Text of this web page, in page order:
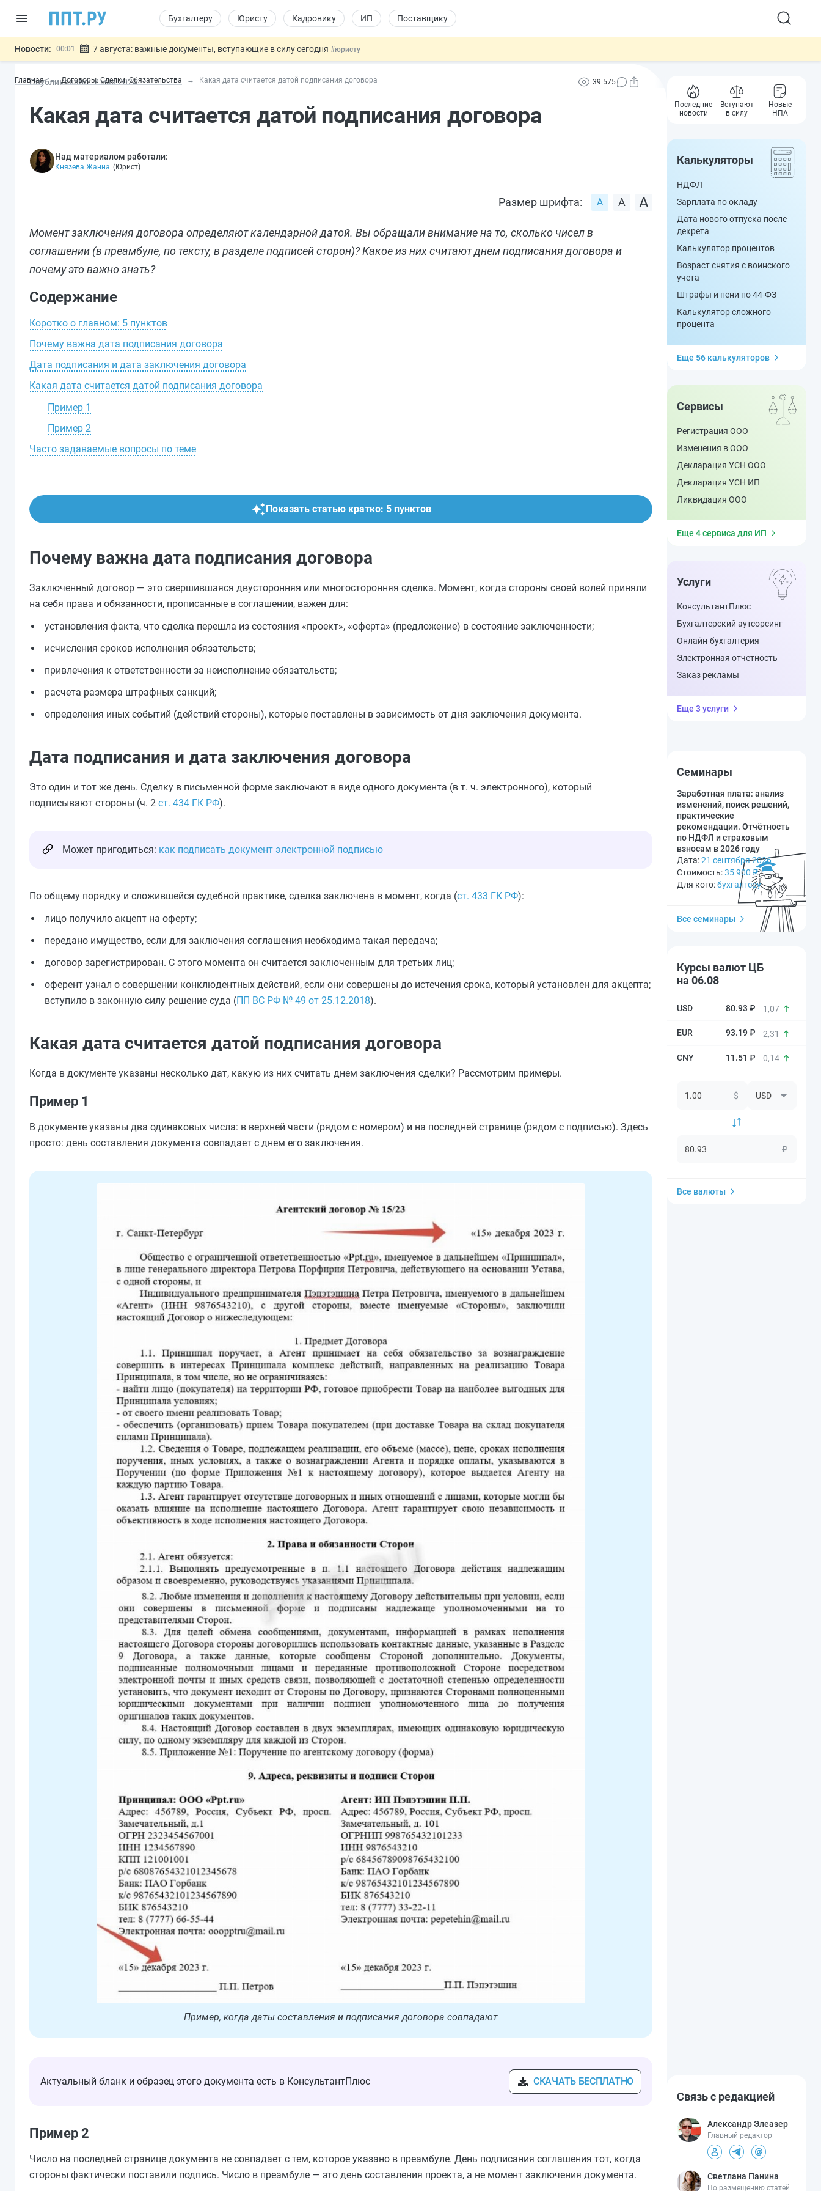
Бухгалтеру Юристу Кадровику ИП Поставщику
Новости: 00:01 7 августа: важные документы, вступающие в силу сегодня #юристу
06.08 Подписан указ об отмене спецрежима для вкладов физлиц из недружественных стран
06.08
Важно Обеспечительный платёж СПОТ могут заменить банковской гарантией#бухгалтеру
Главная Договоры. Сделки. Обязательства Какая дата считается датой подписания договора
Опубликовано: 7 мая 2024 39 575
Какая дата считается датой подписания договора
Над материалом работали:
Князева Жанна (Юрист)
Размер шрифта:
Момент заключения договора определяют календарной датой. Вы обращали внимание на то, сколько чисел в
соглашении (в преамбуле, по тексту, в разделе подписей сторон)? Какое из них считают днем подписания договора и
почему это важно знать?
Содержание
Коротко о главном: 5 пунктов
Почему важна дата подписания договора
Дата подписания и дата заключения договора
Какая дата считается датой подписания договора
Пример 1
Пример 2
Часто задаваемые вопросы по теме
Показать статью кратко: 5 пунктов
Почему важна дата подписания договора
Заключенный договор — это свершившаяся двусторонняя или многосторонняя сделка. Момент, когда стороны своей волей приняли
на себя права и обязанности, прописанные в соглашении, важен для:
установления факта, что сделка перешла из состояния «проект», «оферта» (предложение) в состояние заключенности;
исчисления сроков исполнения обязательств;
привлечения к ответственности за неисполнение обязательств;
расчета размера штрафных санкций;
определения иных событий (действий стороны), которые поставлены в зависимость от дня заключения документа.
Дата подписания и дата заключения договора
Это один и тот же день. Сделку в письменной форме заключают в виде одного документа (в т. ч. электронного), который
подписывают стороны (ч. 2 ст. 434 ГК РФ).
Может пригодиться: как подписать документ электронной подписью
По общему порядку и сложившейся судебной практике, сделка заключена в момент, когда (ст. 433 ГК РФ):
лицо получило акцепт на оферту;
передано имущество, если для заключения соглашения необходима такая передача;
договор зарегистрирован. С этого момента он считается заключенным для третьих лиц;
оферент узнал о совершении конклюдентных действий, если они совершены до истечения срока, который установлен для акцепта;
вступило в законную силу решение суда (ПП ВС РФ № 49 от 25.12.2018).
Какая дата считается датой подписания договора
Когда в документе указаны несколько дат, какую из них считать днем заключения сделки? Рассмотрим примеры.
Пример 1
В документе указаны два одинаковых числа: в верхней части (рядом с номером) и на последней странице (рядом с подписью). Здесь
просто: день составления документа совпадает с днем его заключения.
Пример, когда даты составления и подписания договора совпадают
Актуальный бланк и образец этого документа есть в КонсультантПлюс СКАЧАТЬ БЕСПЛАТНО
Пример 2
Число на последней странице документа не совпадает с тем, которое указано в преамбуле. День подписания соглашения тот, когда
стороны фактически поставили подпись. Число в преамбуле — это день составления проекта, а не момент заключения документа.
Последние
новости
Вступают
в силу
Новые
НПА
Калькуляторы
НДФЛ
Зарплата по окладу
Дата нового отпуска после
декрета
Калькулятор процентов
Возраст снятия с воинского
учета
Штрафы и пени по 44-ФЗ
Калькулятор сложного
процента
Еще 56 калькуляторов
Сервисы
Регистрация ООО
Изменения в ООО
Декларация УСН ООО
Декларация УСН ИП
Ликвидация ООО
Еще 4 сервиса для ИП
Услуги
КонсультантПлюс
Бухгалтерский аутсорсинг
Онлайн-бухгалтерия
Электронная отчетность
Заказ рекламы
Еще 3 услуги
Семинары
Заработная плата: анализ
изменений, поиск решений,
практические
рекомендации. Отчётность
по НДФЛ и страховым
взносам в 2026 году
Дата:21 сентября 2026
Стоимость:35 900 ₽
Для кого:бухгалтеру
Все семинары
Курсы валют ЦБ
на 06.08
80.93 ₽ 1,07
93.19 ₽ 2,31
11.51 ₽ 0,14
$
₽
Все валюты
Связь с редакцией
Александр Элеазер
Главный редактор
Светлана Панина
По размещению статей